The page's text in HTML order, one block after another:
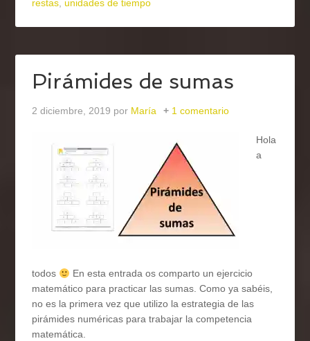
restas,unidades de tiempo
Pirámides de sumas
2 diciembre, 2019 por María 1 comentario
Hola
a
todos
En esta entrada os comparto un ejercicio
matemático para practicar las sumas. Como ya sabéis,
no es la primera vez que utilizo la estrategia de las
pirámides numéricas para trabajar la competencia
matemática.